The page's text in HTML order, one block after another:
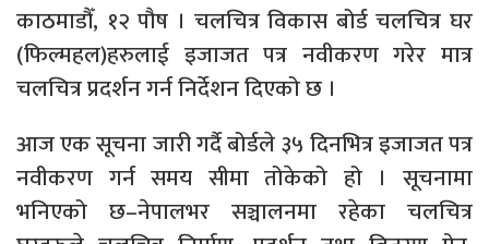
काठमाडौँ, १२ पौष । चलचित्र विकास बोर्ड चलचित्र घर
(फिल्महल)हरुलाई इजाजत पत्र नवीकरण गरेर मात्र
चलचित्र प्रदर्शन गर्न निर्देशन दिएको छ ।
आज एक सूचना जारी गर्दै बोर्डले ३५ दिनभित्र इजाजत पत्र
नवीकरण गर्न समय सीमा तोकेको हो । सूचनामा
भनिएको छ–नेपालभर सञ्चालनमा रहेका चलचित्र